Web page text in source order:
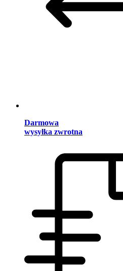
Darmowa
wysyłka zwrotna